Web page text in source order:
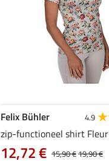
Felix Bühler 4.9
zip-functioneel shirt Fleur
15,90 €19,90 €
12,72 €